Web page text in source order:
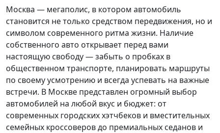
Москва — мегаполис, в котором автомобиль
становится не только средством передвижения, но и
символом современного ритма жизни. Наличие
собственного авто открывает перед вами
настоящую свободу — забыть о пробках в
общественном транспорте, планировать маршруты
по своему усмотрению и всегда успевать на важные
встречи. В Москве представлен огромный выбор
автомобилей на любой вкус и бюджет: от
современных городских хэтчбеков и вместительных
семейных кроссоверов до премиальных седанов и